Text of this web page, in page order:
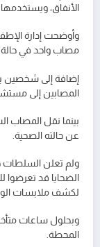
الأنفاق،
وأوضحت إدارة
مصاب واحد في
إضافة إلى شخصين
المصابين إلى
بينما نقل المصاب
عن حالته الصحية.
ولم تعلن السلطات
الضحايا قد
لكشف ملابسات
وبحلول ساعات
المحطة.